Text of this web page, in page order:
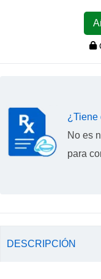
¿Tiene
No es
para
DESCRIPCIÓN